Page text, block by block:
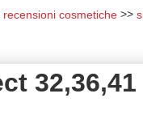
recensioni cosmetiche
32,36,41